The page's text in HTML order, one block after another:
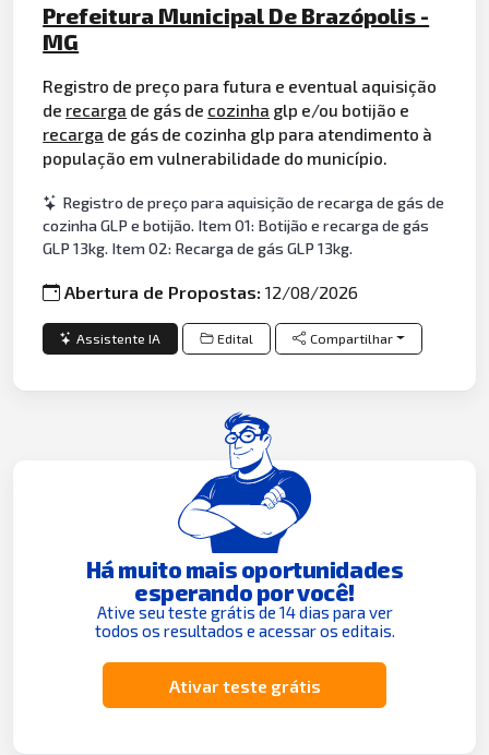
Prefeitura Municipal De Brazópolis -
MG
Registro de preço para futura e eventual aquisição
de recarga de gás de cozinha glp e/ou botijão e
recarga de gás de cozinha glp para atendimento à
população em vulnerabilidade do município.
Registro de preço para aquisição de recarga de gás de
cozinha GLP e botijão. Item 01: Botijão e recarga de gás
GLP 13kg. Item 02: Recarga de gás GLP 13kg.
Abertura de Propostas:12/08/2026
Assistente IA Edital Compartilhar
Há muito mais oportunidades
esperando por você!
Ative seu teste grátis de 14 dias para ver
todos os resultados e acessar os editais.
Ativar teste grátis